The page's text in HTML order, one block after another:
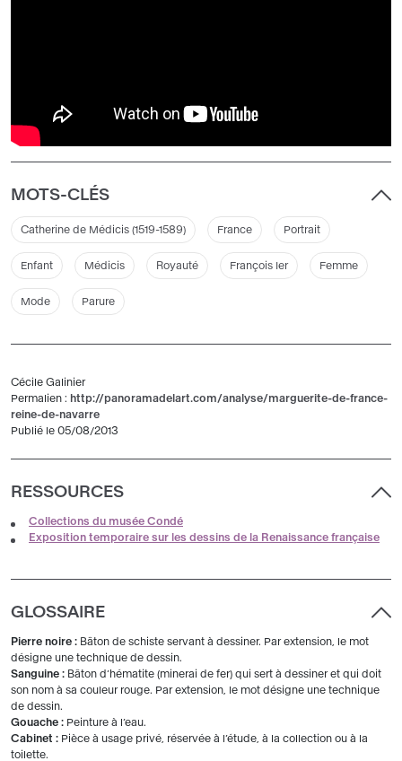
MOTS-CLÉS
Catherine de Médicis (1519-1589) France Portrait
Enfant Médicis Royauté François Ier Femme
Mode Parure
Cécile Galinier
Permalien : http://panoramadelart.com/analyse/marguerite-de-france-
reine-de-navarre
Publié le 05/08/2013
RESSOURCES
Collections du musée Condé
Exposition temporaire sur les dessins de la Renaissance française
GLOSSAIRE
Pierre noire : Bâton de schiste servant à dessiner. Par extension, le mot
désigne une technique de dessin.
Sanguine : Bâton d’hématite (minerai de fer) qui sert à dessiner et qui doit
son nom à sa couleur rouge. Par extension, le mot désigne une technique
de dessin.
Gouache : Peinture à l’eau.
Cabinet : Pièce à usage privé, réservée à l’étude, à la collection ou à la
toilette.